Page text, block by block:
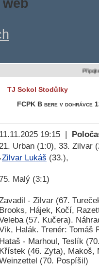
Připojte se na
TJ Sokol Stodůlky
FCPK B bere v dohrávce
11.11.2025 19:15 |
Urban (1:0), 33. Zilvar
Zilvar Lukáš (33.),
Malý (3:1)
- Zilvar (67.
Brooks, Hájek, Kočí,
(57. Kučera).
Halák. Trenér: Tomáš
Hataš - Marhoul, Teslík
Křístek (46. Zyta), Makoš,
(70. Pospíšil)